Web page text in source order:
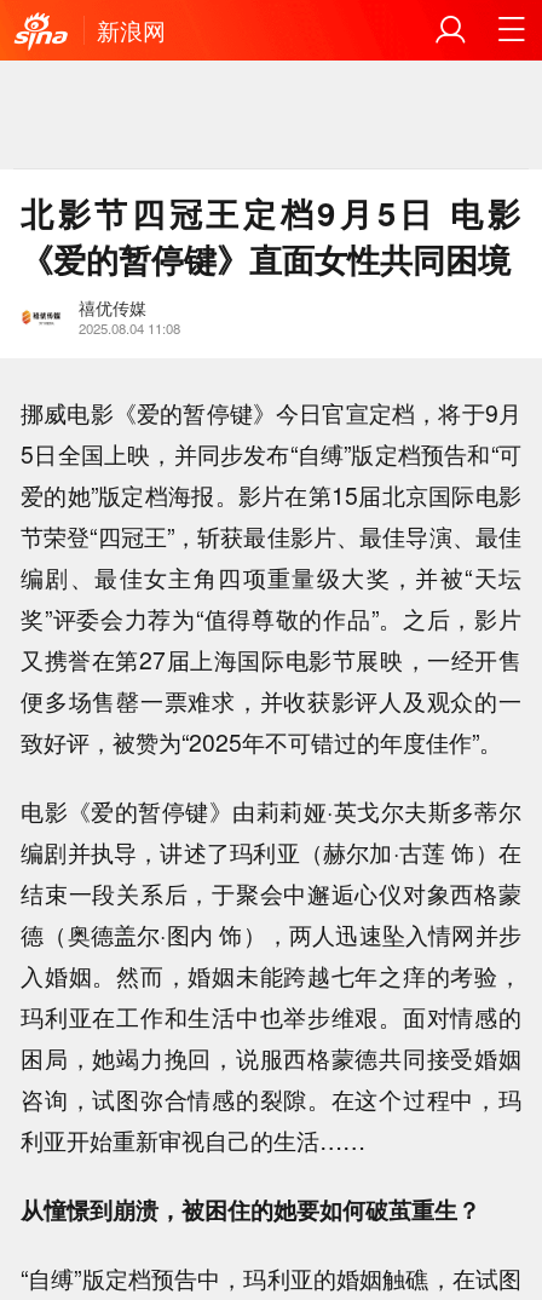
新浪网
北影节四冠王定档9月5日 电影
《爱的暂停键》直面女性共同困境
禧优传媒
2025.08.04 11:08
挪威电影《爱的暂停键》今日官宣定档，将于9月
5日全国上映，并同步发布“自缚”版定档预告和“可
爱的她”版定档海报。影片在第15届北京国际电影
节荣登“四冠王”，斩获最佳影片、最佳导演、最佳
编剧、最佳女主角四项重量级大奖，并被“天坛
奖”评委会力荐为“值得尊敬的作品”。之后，影片
又携誉在第27届上海国际电影节展映，一经开售
便多场售罄一票难求，并收获影评人及观众的一
致好评，被赞为“2025年不可错过的年度佳作”。
电影《爱的暂停键》由莉莉娅·英戈尔夫斯多蒂尔
编剧并执导，讲述了玛利亚（赫尔加·古莲 饰）在
结束一段关系后，于聚会中邂逅心仪对象西格蒙
德（奥德盖尔·图内 饰），两人迅速坠入情网并步
入婚姻。然而，婚姻未能跨越七年之痒的考验，
玛利亚在工作和生活中也举步维艰。面对情感的
困局，她竭力挽回，说服西格蒙德共同接受婚姻
咨询，试图弥合情感的裂隙。在这个过程中，玛
利亚开始重新审视自己的生活……
从憧憬到崩溃，被困住的她要如何破茧重生？
“自缚”版定档预告中，玛利亚的婚姻触礁，在试图